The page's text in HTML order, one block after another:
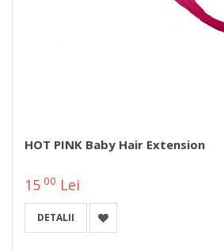
HOT PINK Baby Hair Extension
15 00 Lei
DETALII